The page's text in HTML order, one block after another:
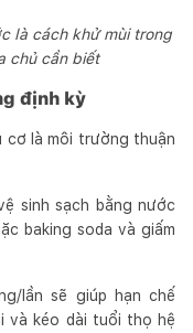
là cách khử mùi trong
chủ cần biết
định kỳ
cơ là môi trường thuận
sinh sạch bằng nước
baking soda và giấm
lần sẽ giúp hạn chế
và kéo dài tuổi thọ hệ